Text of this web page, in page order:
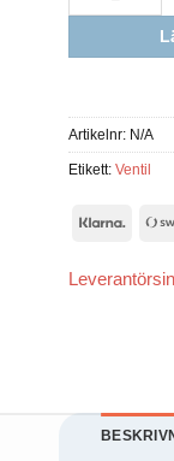
Artikelnr: N/A
Etikett:Ventil
över huvud
taget ska
fungera.
ska kunna
hemsidan